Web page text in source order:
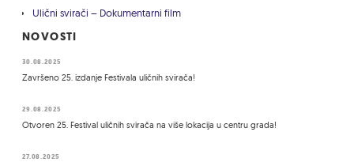
Ulični svirači – Dokumentarni film
NOVOSTI
30.08.2025
Završeno 25. izdanje Festivala uličnih svirača!
29.08.2025
Otvoren 25. Festival uličnih svirača na više lokacija u centru grada!
27.08.2025